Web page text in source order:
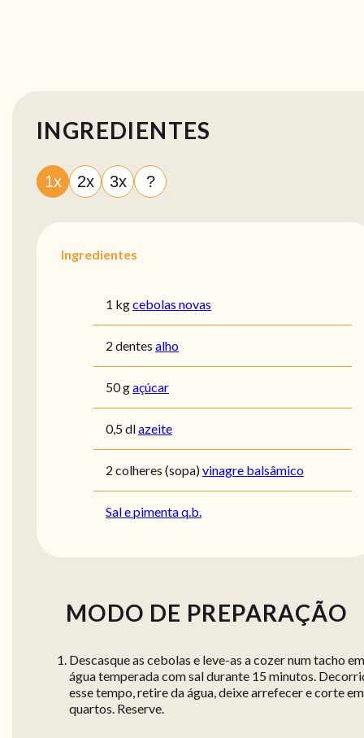
INGREDIENTES
1x 2x 3x ?
Ingredientes
1 kgcebolas novas
2 dentes alho
50 gaçúcar
0,5 dlazeite
2 colheres (sopa)vinagre balsâmico
Sal e pimenta q.b.
MODO DE PREPARAÇÃO
Descasque as cebolas e leve-as a cozer num tacho em
água temperada com sal durante 15 minutos.
esse tempo, retire da água, deixe arrefecer e corte em
quartos. Reserve.